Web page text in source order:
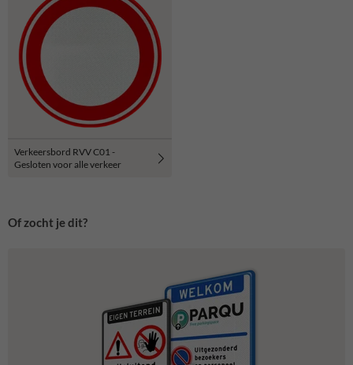
Verkeersbord RVV C01 -
Gesloten voor alle verkeer
Of zocht je dit?